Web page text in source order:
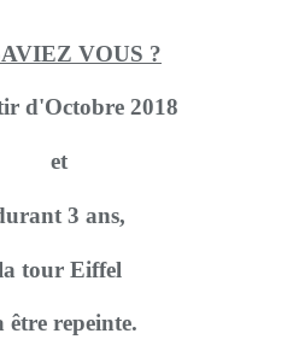
VOUS ?
d'Octobre 2018
et
3 ans,
tour Eiffel
être repeinte.